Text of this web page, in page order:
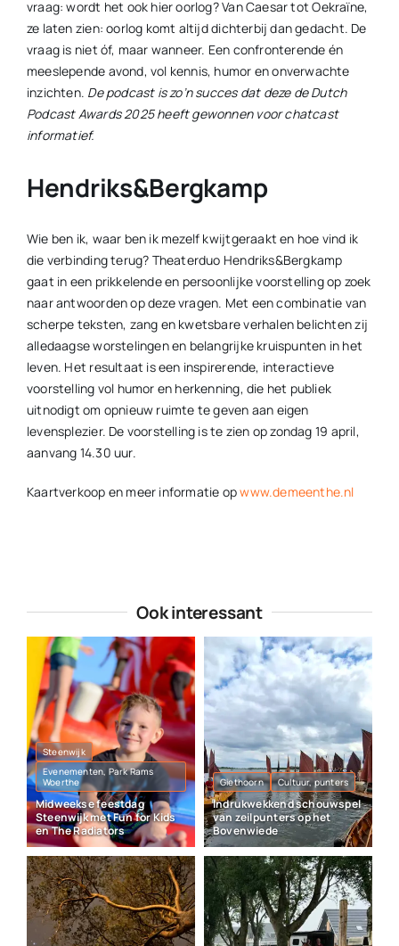
vraag: wordt het ook hier oorlog?Van Caesar tot Oekraïne,
ze laten zien: oorlog komt altijd dichterbij dan gedacht. De
vraag is niet óf, maar wanneer. Een confronterende én
meeslepende avond, vol kennis, humor en onverwachte
inzichten. De podcast is zo’n succes dat deze de Dutch
Podcast Awards 2025 heeft gewonnen voor chatcast
informatief.
Hendriks&Bergkamp
Wie ben ik, waar ben ik mezelf kwijtgeraakt en hoe vind ik
die verbinding terug? Theaterduo Hendriks&Bergkamp
gaat in een prikkelende en persoonlijke voorstelling op zoek
naar antwoorden op deze vragen. Met een combinatie van
scherpe teksten, zang en kwetsbare verhalen belichten zij
alledaagse worstelingen en belangrijke kruispunten in het
leven. Het resultaat is een inspirerende, interactieve
voorstelling vol humor en herkenning, die het publiek
uitnodigt om opnieuw ruimte te geven aan eigen
levensplezier. De voorstelling is te zien op zondag 19 april,
aanvang 14.30 uur.
Kaartverkoop en meer informatie opwww.demeenthe.nl
Ook interessant
Steenwijk
Evenementen, Park Rams
Woerthe
Midweekse feestdag
Steenwijk met Fun for Kids
en The Radiators
Giethoorn Cultuur, punters
Indrukwekkend schouwspel
van zeilpunters op het
Bovenwiede